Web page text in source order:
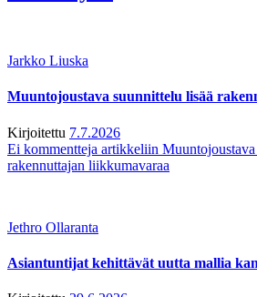
Jarkko Liuska
Muuntojoustava suunnittelu lisää
Kirjoitettu 7.7.2026
Ei kommentteja artikkeliin Muuntojoustava
rakennuttajan liikkumavaraa
Jethro Ollaranta
Asiantuntijat kehittävät uutta mallia